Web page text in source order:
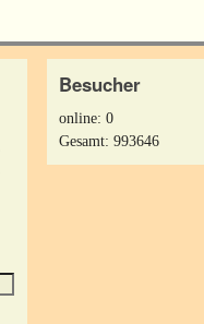
Besucher
online: 0
Gesamt: 993646